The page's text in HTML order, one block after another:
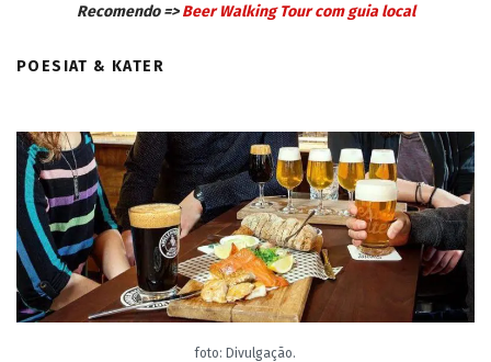
Recomendo =>Beer Walking Tour com guia local
POESIAT & KATER
foto: Divulgação.